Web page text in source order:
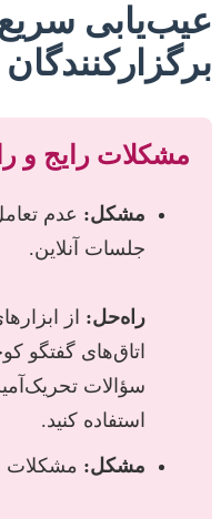
عیب‌یابی
مشکلات رایج و
مشکل: عدم
جلسات آنلاین.
راه‌حل: از
سؤالات
استفاده کنید.
مشکل: مشکلات